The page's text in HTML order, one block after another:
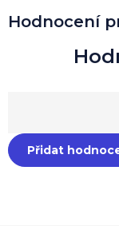
Hodnocení
Přidat